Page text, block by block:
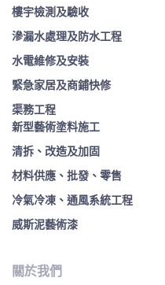
樓宇檢測及驗收
滲漏水處理及防水工程
水電維修及安裝
緊急家居及商鋪快修
渠務工程
新型藝術塗料施工
清拆、改造及加固
材料供應、批發、零售
冷氣冷凍、通風系統工程
威斯泥藝術漆
關於我們